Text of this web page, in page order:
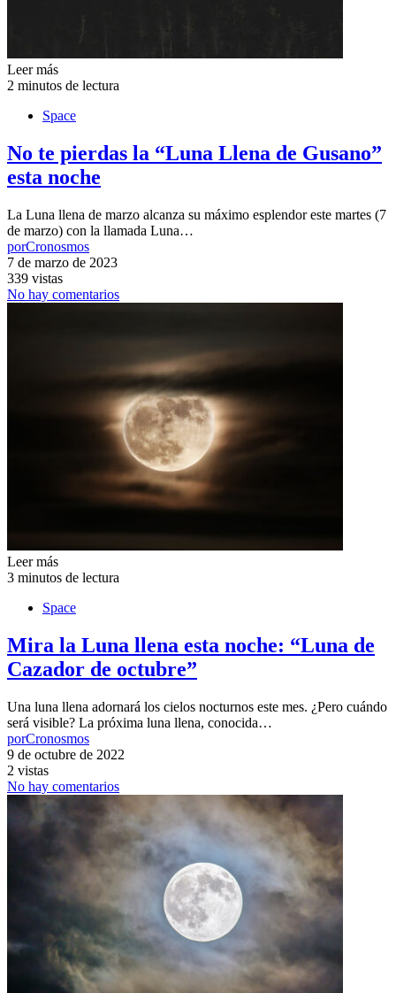
Leer más
2 minutos de lectura
Space
No te pierdas la “Luna Llena de Gusano”
esta noche
La Luna llena de marzo alcanza su máximo esplendor este martes (7
de marzo) con la llamada Luna…
porCronosmos
7 de marzo de 2023
339 vistas
No hay comentarios
Leer más
3 minutos de lectura
Space
Mira la Luna llena esta noche: “Luna de
Cazador de octubre”
Una luna llena adornará los cielos nocturnos este mes. ¿Pero cuándo
será visible? La próxima luna llena, conocida…
porCronosmos
9 de octubre de 2022
2 vistas
No hay comentarios